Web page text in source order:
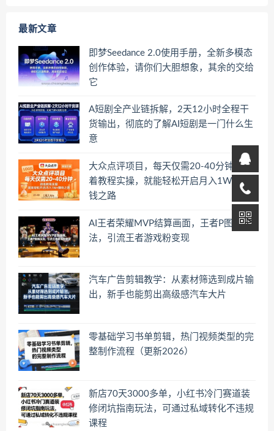
最新文章
即梦Seedance 2.0使用手册，全新多模态
创作体验，请你们大胆想象，其余的交给
它
A短剧全产业链拆解，2天12小时全程干
货输出，彻底的了解AI短剧是一门什么生
意
大众点评项目，每天仅需20-40分钟，跟
着教程实操，就能轻松开启月入1W+賺
钱之路
AI王者荣耀MVP结算画面，王者P图新玩
法，引流王者游戏粉变现
汽车广告剪辑教学：从素材筛选到成片输
出，新手也能剪出高级感汽车大片
零基础学习书单剪辑，热门视频类型的完
整制作流程（更新2026）
新店70天3000多单，小红书冷门赛道装
修闭坑指南玩法，可通过私域转化不违规
课程